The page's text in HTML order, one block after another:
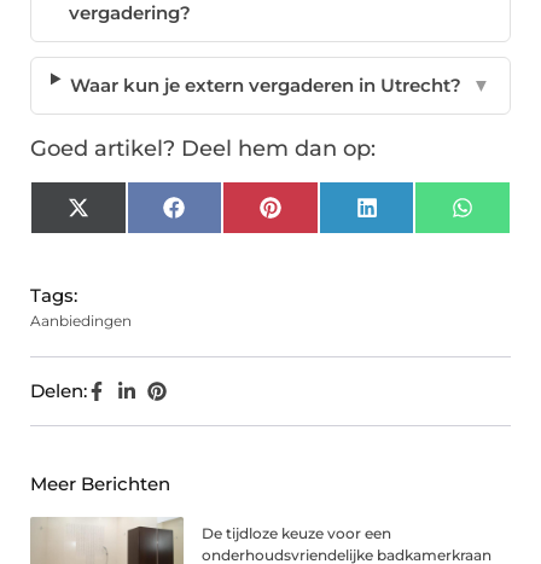
vergadering?
Waar kun je extern vergaderen in Utrecht? ▼
Goed artikel? Deel hem dan op:
X
(Twitter)
FacebookPinterest LinkedIn
Tags:
Aanbiedingen
Delen:
Meer Berichten
De tijdloze keuze voor een
onderhoudsvriendelijke badkamerkraan